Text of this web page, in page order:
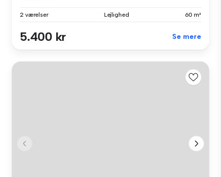
2 værelser Lejlighed 60 m²
5.400 kr Se mere